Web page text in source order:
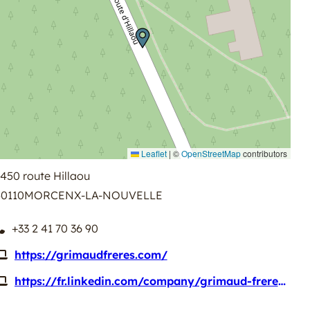
Leaflet | ©OpenStreetMapcontributors
route Hillaou
MORCENX-LA-NOUVELLE
+33 2 41 70 36 90
https://grimaudfreres.com/
https://fr.linkedin.com/company/grimaud-freres?original_referer=https%3A%2F%2Ffr.search.yahoo.com%2F